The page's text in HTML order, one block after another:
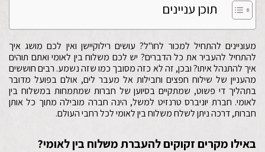
תוכן עניינים
מעוניינים להתחיל למכור לחו"ל? עושים רילוקיישן ואין לכם מושג איך
להתחיל להעביר את כל הדברים? יש לכם משלוח בין לאומי ואתם תוהים
איך להתנהל איתו? ובכן, זה לא כזה מסובך כמו שזה נשמע. רבים חוששים
מהעניין של שילוח חפצים וחבילות אל מעבר לים, אולם בפועל מדובר
בתהליך די פשוט, שמתקיים בסיוען של חברות שמתמחות במשלוח בין
לאומי. חברת יוניברס טרנזיט למשל, הינה חברה מובילה מתוך כל אותן
חברות, דרכה ניתן לשלח משלוח בין לאומי לכל רחבי העולם.
באילו מקרים זקוקים להעברת משלוח בין לאומי?